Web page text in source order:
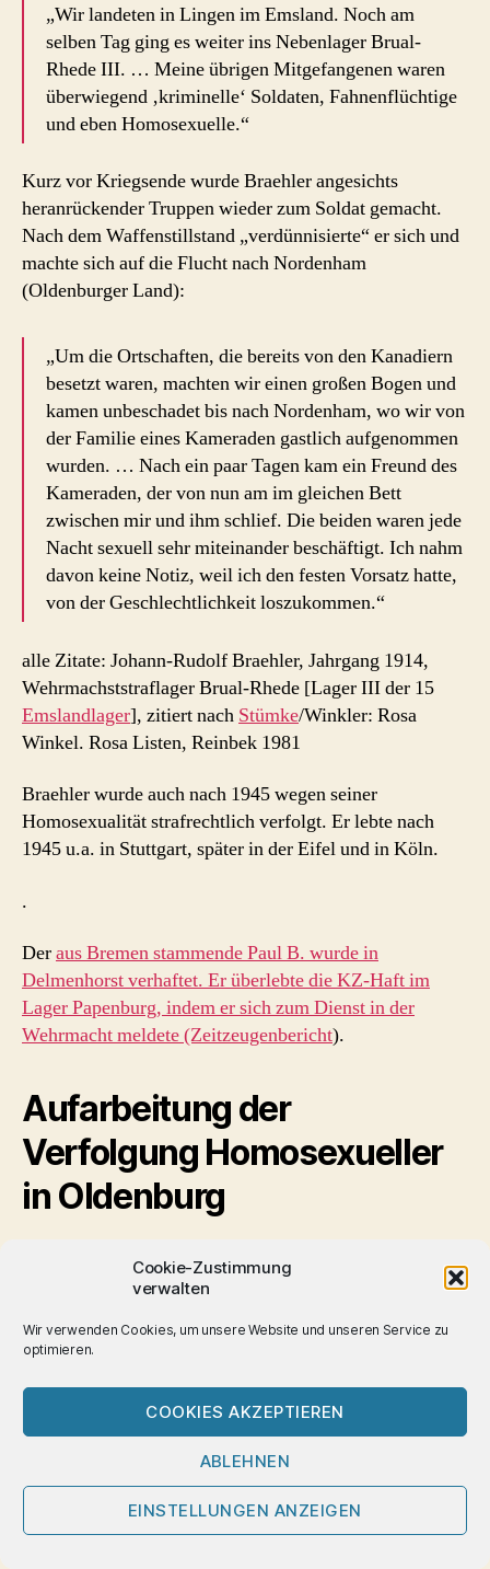
Cookie-Zustimmung
verwalten
Wir verwenden Cookies, um unsere Website und unseren Service zu
optimieren.
COOKIES AKZEPTIEREN
ABLEHNEN
EINSTELLUNGEN ANZEIGEN
„Wir landeten in Lingen im Emsland. Noch am
selben Tag ging es weiter ins Nebenlager Brual-
Rhede III. … Meine übrigen Mitgefangenen waren
überwiegend ‚kriminelle‘ Soldaten, Fahnenflüchtige
und eben Homosexuelle.“
Kurz vor Kriegsende wurde Braehler angesichts
heranrückender Truppen wieder zum Soldat gemacht.
Nach dem Waffenstillstand „verdünnisierte“ er sich und
machte sich auf die Flucht nach Nordenham
(Oldenburger Land):
„Um die Ortschaften, die bereits von den Kanadiern
besetzt waren, machten wir einen großen Bogen und
kamen unbeschadet bis nach Nordenham, wo wir von
der Familie eines Kameraden gastlich aufgenommen
wurden. … Nach ein paar Tagen kam ein Freund des
Kameraden, der von nun am im gleichen Bett
zwischen mir und ihm schlief. Die beiden waren jede
Nacht sexuell sehr miteinander beschäftigt. Ich nahm
davon keine Notiz, weil ich den festen Vorsatz hatte,
von der Geschlechtlichkeit loszukommen.“
alle Zitate: Johann-Rudolf Braehler, Jahrgang 1914,
Wehrmachststraflager Brual-Rhede [Lager III der 15
Emslandlager], zitiert nach Stümke/Winkler: Rosa
Winkel. Rosa Listen, Reinbek 1981
Braehler wurde auch nach 1945 wegen seiner
Homosexualität strafrechtlich verfolgt. Er lebte nach
1945 u.a. in Stuttgart, später in der Eifel und in Köln.
.
Deraus Bremen stammende Paul B. wurde in
Delmenhorst verhaftet. Er überlebte die KZ-Haft im
Lager Papenburg, indem er sich zum Dienst in der
Wehrmacht meldete (Zeitzeugenbericht).
Aufarbeitung der
Verfolgung Homosexueller
in Oldenburg
Gesundheits- und Sozialpolitik‘ an der Universität
dem Oldenburger Raum aufzuklären.
Knappe Mittel erschwerrten die Arbeit. Die
Arbeitsgruppe wurde inzwischen aufgelöst.